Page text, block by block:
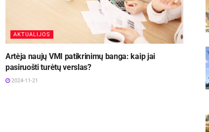
AKTUALIJOS
Artėja naujų VMI patikrinimų banga: kaip jai
pasiruošti turėtų verslas?
2024-11-21